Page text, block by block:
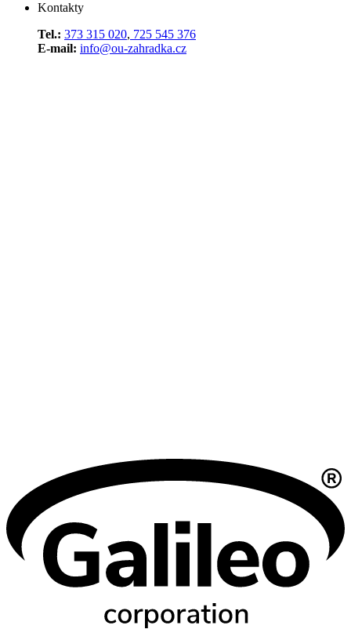
Kontakty
Tel.: 373 315 020, 725 545 376
E-mail: info@ou-zahradka.cz